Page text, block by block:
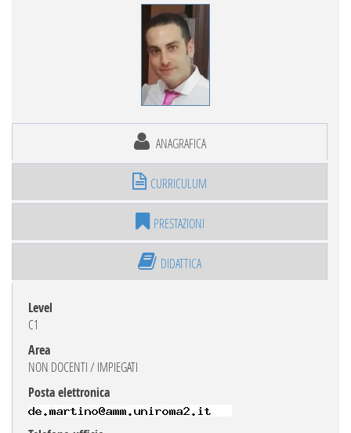
ANAGRAFICA
CURRICULUM
PRESTAZIONI
DIDATTICA
Level
C1
Area
NON DOCENTI / IMPIEGATI
Posta elettronica